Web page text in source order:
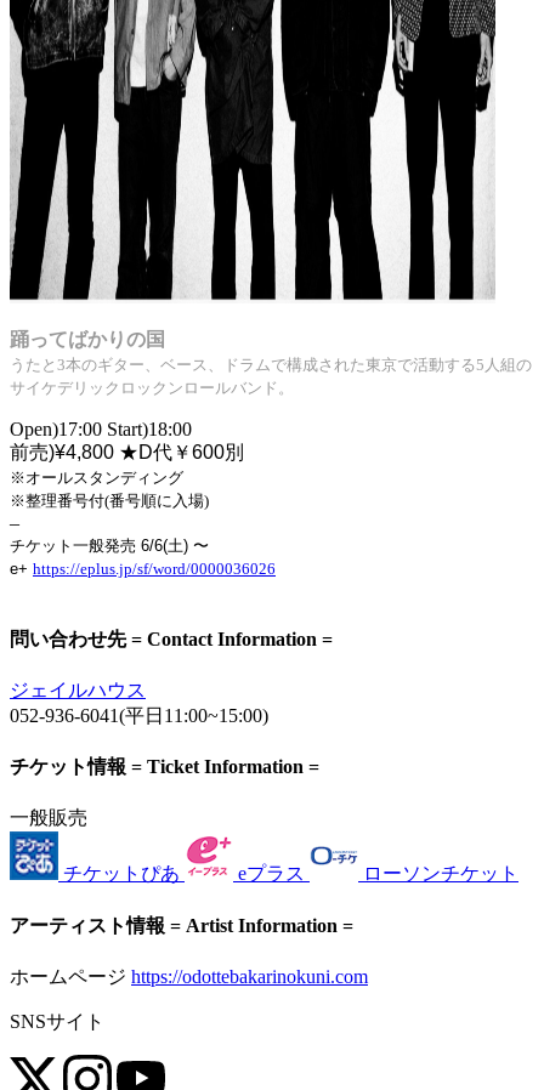
踊ってばかりの国
うたと3本のギター、ベース、ドラムで構成された東京で活動する5人組の
サイケデリックロックンロールバンド。
Open)17:00 Start)18:00
前売)¥4,800 ★D代￥600別
※オールスタンディング
※整理番号付(番号順に入場)
–
チケット一般発売 6/6(土) 〜
e+ https://eplus.jp/sf/word/0000036026
問い合わせ先 = Contact Information =
ジェイルハウス
052-936-6041(平日11:00~15:00)
チケット情報 = Ticket Information =
一般販売
チケットぴあ eプラス ローソンチケット
アーティスト情報 = Artist Information =
ホームページ https://odottebakarinokuni.com
SNSサイト